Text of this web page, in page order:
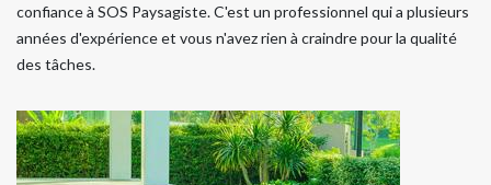
confiance à SOS Paysagiste. C'est un professionnel qui a plusieurs
années d'expérience et vous n'avez rien à craindre pour la qualité
des tâches.